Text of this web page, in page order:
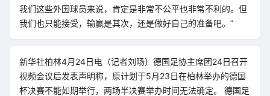
我们这些外国球员来说，肯定是非常不公平也非常不利的。但
我们也只能接受，输赢是其次，还是做好自己的准备吧。”
新华社柏林4月24日电（记者刘旸）德国足协主席团24日召开
视频会议后发表声明称，原计划于5月23日在柏林举办的德国
杯决赛不能如期举行，两场半决赛举办时间无法确定。 德国足